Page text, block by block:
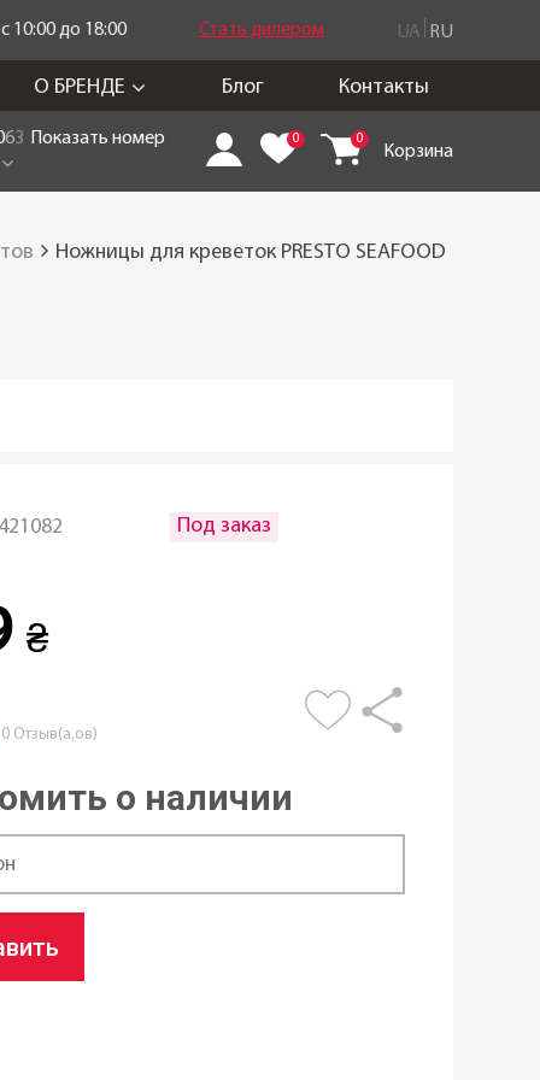
10:00 до 18:00 Стать дилером UA RU
О БРЕНДЕ Блог Контакты
63 Показать номер 0 0
Корзина
Ножницы для креветок PRESTO SEAFOOD
421082 Под заказ
₴
0 Отзыв(а,ов)
о наличии